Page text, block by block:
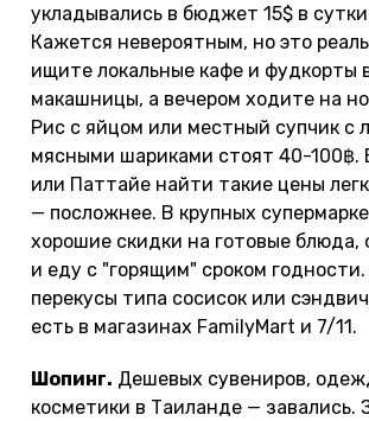
укладывались в бюджет 15$ в
Кажется невероятным, но это
ищите локальные кафе и фудкорты
макашницы, а вечером ходите на
Рис с яйцом или местный супчик с
мясными шариками стоят 40-100฿.
или Паттайе найти такие цены
— посложнее. В крупных
хорошие скидки на готовые блюда,
и еду с "горящим" сроком
перекусы типа сосисок или
есть в магазинах FamilyMart и 7/11.
Шопинг. Дешевых сувениров,
косметики в Таиланде — завались.